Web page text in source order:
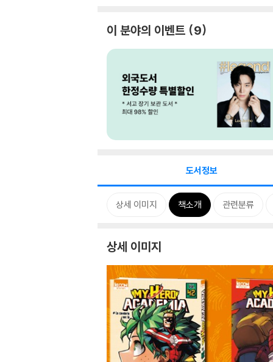
이 분야의 이벤트 9
도서정보
상세 이미지 책소개 관련분류
상세 이미지